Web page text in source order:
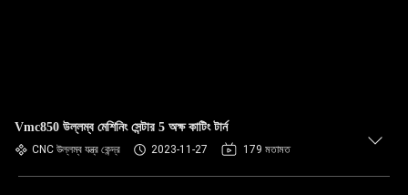
Vmc850 উল্লম্ব মেশিনিং সেন্টার 5 অক্ষ কাটিং টার্ন
CNC উল্লম্ব যন্ত্র কেন্দ্র 2023-11-27 179 মতামত